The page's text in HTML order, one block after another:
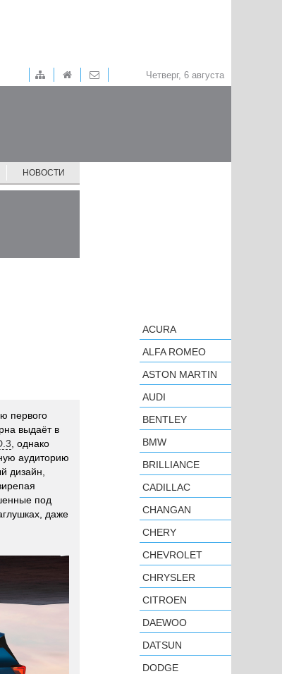
Четверг, 6 августа
НОВОСТИ
первого
выдаёт в
, однако
аудиторию
дизайн,
под
даже
ACURA
ALFA ROMEO
ASTON MARTIN
AUDI
BENTLEY
BMW
BRILLIANCE
CADILLAC
CHANGAN
CHERY
CHEVROLET
CHRYSLER
CITROEN
DAEWOO
DATSUN
DODGE